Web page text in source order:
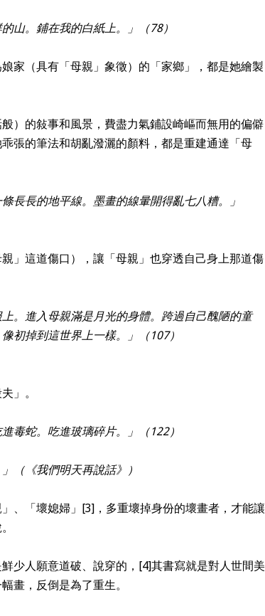
山。鋪在我的白紙上。」（78）
家（具有「母親」象徵）的「家鄉」，都是她繪製
）的敍事和風景，費盡力氣鋪設崎嶇而無用的偏僻
張的筆法和胡亂潑灑的顏料，都是重建通達「母
長長的地平線。墨畫的線暈開得亂七八糟。」
」這道傷口），讓「母親」也穿透自己身上那道傷
。進入母親滿是月光的身體。跨過自己醜陋的童
初掉到這世界上一樣。」（107）
」。
毒蛇。吃進玻璃碎片。」（122）
（《我們明天再說話》）
、「壞媳婦」 [3] ，多重壞掉身份的壞畫者，才能讓
少人願意道破、說穿的， [4]其書寫就是對人世間美
畫，反倒是為了重生。